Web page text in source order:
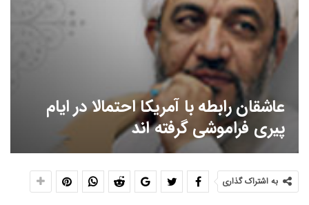
عاشقان رابطه با آمریکا احتمالا در ایام
پیری فراموشی گرفته اند
به اشتراک گذاری